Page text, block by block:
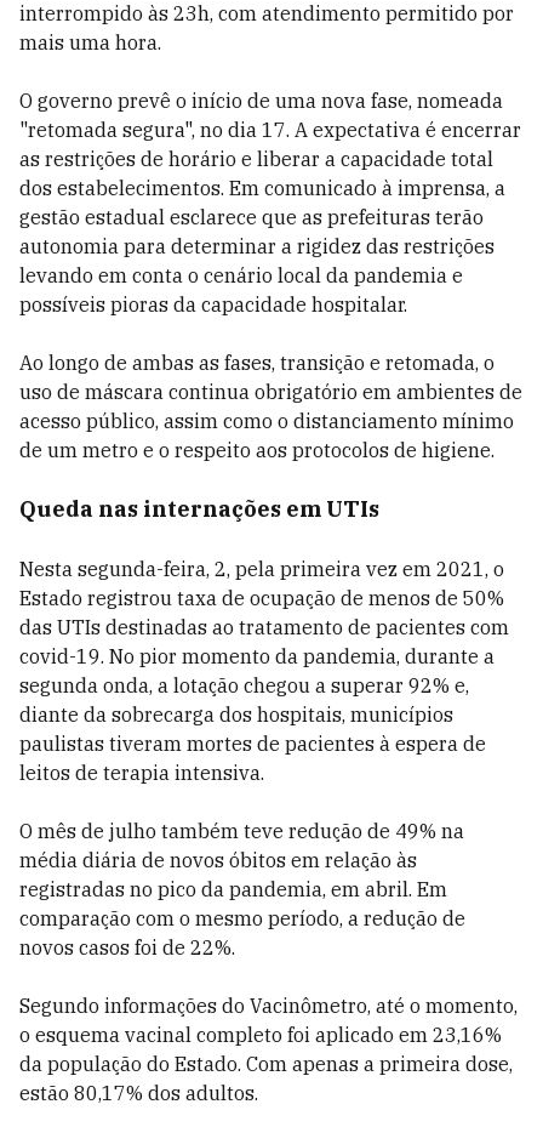
interrompido às 23h, com atendimento permitido por
mais uma hora.
O governo prevê o início de uma nova fase, nomeada
"retomada segura", no dia 17. A expectativa é encerrar
as restrições de horário e liberar a capacidade total
dos estabelecimentos. Em comunicado à imprensa, a
gestão estadual esclarece que as prefeituras terão
autonomia para determinar a rigidez das restrições
levando em conta o cenário local da pandemia e
possíveis pioras da capacidade hospitalar.
Ao longo de ambas as fases, transição e retomada, o
uso de máscara continua obrigatório em ambientes de
acesso público, assim como o distanciamento mínimo
de um metro e o respeito aos protocolos de higiene.
Queda nas internações em UTIs
Nesta segunda-feira, 2, pela primeira vez em 2021, o
Estado registrou taxa de ocupação de menos de 50%
das UTIs destinadas ao tratamento de pacientes com
covid-19. No pior momento da pandemia, durante a
segunda onda, a lotação chegou a superar 92% e,
diante da sobrecarga dos hospitais, municípios
paulistas tiveram mortes de pacientes à espera de
leitos de terapia intensiva.
O mês de julho também teve redução de 49% na
média diária de novos óbitos em relação às
registradas no pico da pandemia, em abril. Em
comparação com o mesmo período, a redução de
novos casos foi de 22%.
Segundo informações do Vacinômetro, até o momento,
o esquema vacinal completo foi aplicado em 23,16%
da população do Estado. Com apenas a primeira dose,
estão 80,17% dos adultos.